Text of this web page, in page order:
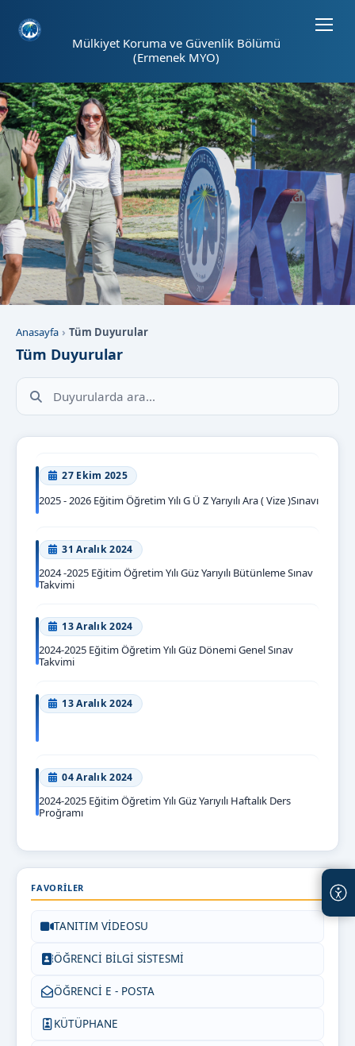
Mülkiyet Koruma ve Güvenlik Bölümü
(Ermenek MYO)
Anasayfa Tüm Duyurular
Tüm Duyurular
Duyurularda arama yap
27 Ekim 2025
2025 - 2026 Eğitim Öğretim Yılı G Ü Z Yarıyılı Ara ( Vize )Sınavı
31 Aralık 2024
2024 -2025 Eğitim Öğretim Yılı Güz Yarıyılı Bütünleme Sınav
Takvimi
13 Aralık 2024
2024-2025 Eğitim Öğretim Yılı Güz Dönemi Genel Sınav
Takvimi
13 Aralık 2024
04 Aralık 2024
2024-2025 Eğitim Öğretim Yılı Güz Yarıyılı Haftalık Ders
Proğramı
FAVORILER
TANITIM VİDEOSU
ÖĞRENCİ BİLGİ SİSTESMİ
ÖĞRENCİ E - POSTA
KÜTÜPHANE